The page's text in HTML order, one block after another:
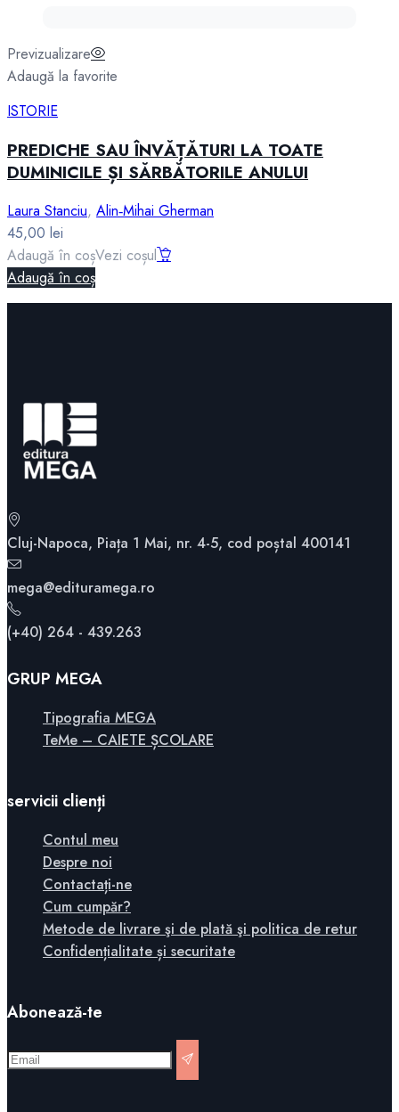
Previzualizare
Adaugă la favorite
ISTORIE
PREDICHE SAU ÎNVĂȚĂTURI LA TOATE
DUMINICILE ȘI SĂRBĂTORILE ANULUI
Laura Stanciu, Alin‑Mihai Gherman
45,00 lei
Adaugă în coșVezi coșul
Adaugă în coș
Cluj-Napoca, Piața 1 Mai, nr. 4-5, cod poștal 400141
mega@edituramega.ro
(+40) 264 - 439.263
GRUP MEGA
Tipografia MEGA
TeMe – CAIETE ȘCOLARE
servicii clienți
Contul meu
Despre noi
Contactați-ne
Cum cumpăr?
Metode de livrare şi de plată şi politica de retur
Confidențialitate și securitate
Abonează-te